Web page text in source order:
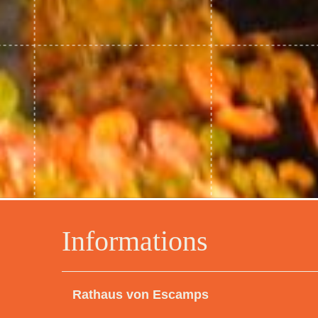
Informations
Rathaus von Escamps